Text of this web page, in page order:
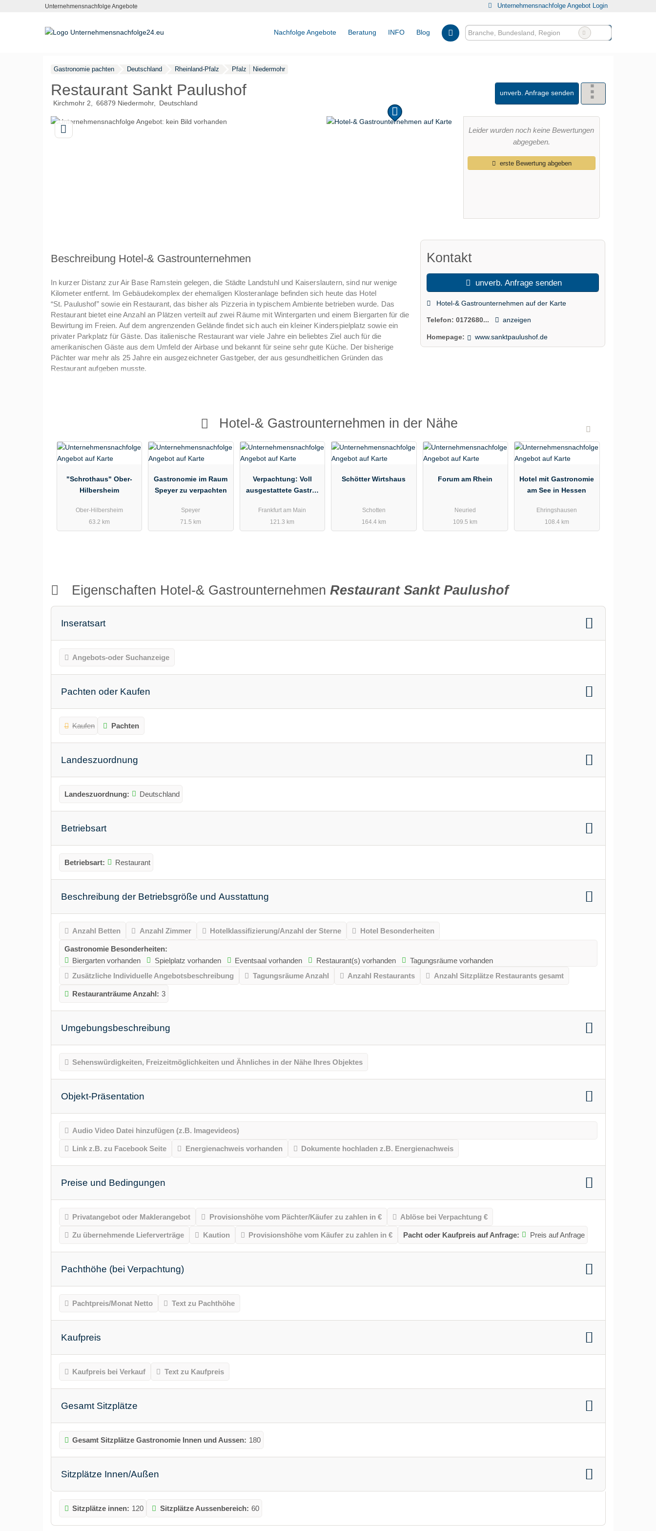
Unternehmensnachfolge Angebote Unternehmensnachfolge Angebot Login
Nachfolge Angebote Beratung INFO Blog
Gastronomie pachten Deutschland Rheinland-Pfalz Pfalz Niedermohr
Restaurant Sankt Paulushof
Kirchmohr 2 66879 Niedermohr Deutschland
unverb. Anfrage senden
Leider wurden noch keine Bewertungen
abgegeben.
erste Bewertung abgeben
Beschreibung Hotel-& Gastrounternehmen
In kurzer Distanz zur Air Base Ramstein gelegen, die Städte Landstuhl und Kaiserslautern, sind nur wenige
Kilometer entfernt. Im Gebäudekomplex der ehemaligen Klosteranlage befinden sich heute das Hotel
“St. Paulushof” sowie ein Restaurant, das bisher als Pizzeria in typischem Ambiente betrieben wurde. Das
Restaurant bietet eine Anzahl an Plätzen verteilt auf zwei Räume mit Wintergarten und einem Biergarten für die
Bewirtung im Freien. Auf dem angrenzenden Gelände findet sich auch ein kleiner Kinderspielplatz sowie ein
privater Parkplatz für Gäste. Das italienische Restaurant war viele Jahre ein beliebtes Ziel auch für die
amerikanischen Gäste aus dem Umfeld der Airbase und bekannt für seine sehr gute Küche. Der bisherige
Pächter war mehr als 25 Jahre ein ausgezeichneter Gastgeber, der aus gesundheitlichen Gründen das
Restaurant aufgeben musste.
Kontakt
unverb. Anfrage senden
Hotel-& Gastrounternehmen auf der Karte
Telefon:0172680... anzeigen
Homepage: www.sanktpaulushof.de
Hotel-& Gastrounternehmen in der Nähe
"Schrothaus" Ober-
Hilbersheim
Ober-Hilbersheim
63.2 km
Gastronomie im Raum
Speyer zu verpachten
Speyer
71.5 km
Verpachtung: Voll
ausgestattete Gastro-
Erlenbach
Frankfurt am Main
121.3 km
Schötter Wirtshaus
Schotten
164.4 km
Forum am Rhein
Neuried
109.5 km
Hotel mit Gastronomie
am See in Hessen
Ehringshausen
108.4 km
Eigenschaften Hotel-& GastrounternehmenRestaurant Sankt Paulushof
Inseratsart
Angebots-oder Suchanzeige
Pachten oder Kaufen
Kaufen Pachten
Landeszuordnung
Landeszuordnung: Deutschland
Betriebsart
Betriebsart: Restaurant
Beschreibung der Betriebsgröße und Ausstattung
Anzahl Betten Anzahl Zimmer Hotelklassifizierung/Anzahl der Sterne Hotel Besonderheiten
Gastronomie Besonderheiten:
Biergarten vorhanden
Spielplatz vorhanden Eventsaal vorhanden Restaurant(s) vorhanden
Tagungsräume vorhanden
Zusätzliche Individuelle Angebotsbeschreibung
Tagungsräume Anzahl Anzahl Restaurants Anzahl Sitzplätze Restaurants gesamt
Restauranträume Anzahl: 3
Umgebungsbeschreibung
Sehenswürdigkeiten, Freizeitmöglichkeiten und Ähnliches in der Nähe Ihres Objektes
Objekt-Präsentation
Audio Video Datei hinzufügen (z.B. Imagevideos)
Link z.B. zu Facebook Seite Energienachweis vorhanden Dokumente hochladen z.B. Energienachweis
Preise und Bedingungen
Privatangebot oder Maklerangebot Provisionshöhe vom Pächter/Käufer zu zahlen in € Ablöse bei Verpachtung €
Zu übernehmende Lieferverträge Kaution Provisionshöhe vom Käufer zu zahlen in € Pacht oder Kaufpreis auf Anfrage: Preis auf Anfrage
Pachthöhe (bei Verpachtung)
Pachtpreis/Monat Netto Text zu Pachthöhe
Kaufpreis
Kaufpreis bei Verkauf Text zu Kaufpreis
Gesamt Sitzplätze
Gesamt Sitzplätze Gastronomie Innen und Aussen: 180
Sitzplätze Innen/Außen
Sitzplätze innen: 120 Sitzplätze Aussenbereich: 60